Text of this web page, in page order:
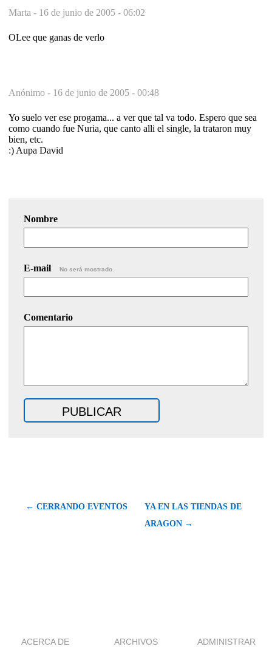
Marta - 16 de junio de 2005 - 06:02
OLee que ganas de verlo
Anónimo - 16 de junio de 2005 - 00:48
Yo suelo ver ese progama... a ver que tal va todo. Espero que sea
como cuando fue Nuria, que canto alli el single, la trataron muy
bien, etc.
:) Aupa David
Nombre
E-mail No será mostrado.
Comentario
← CERRANDO EVENTOS
YA EN LAS TIENDAS DE
ARAGON →
ACERCA DE ARCHIVOS ADMINISTRAR